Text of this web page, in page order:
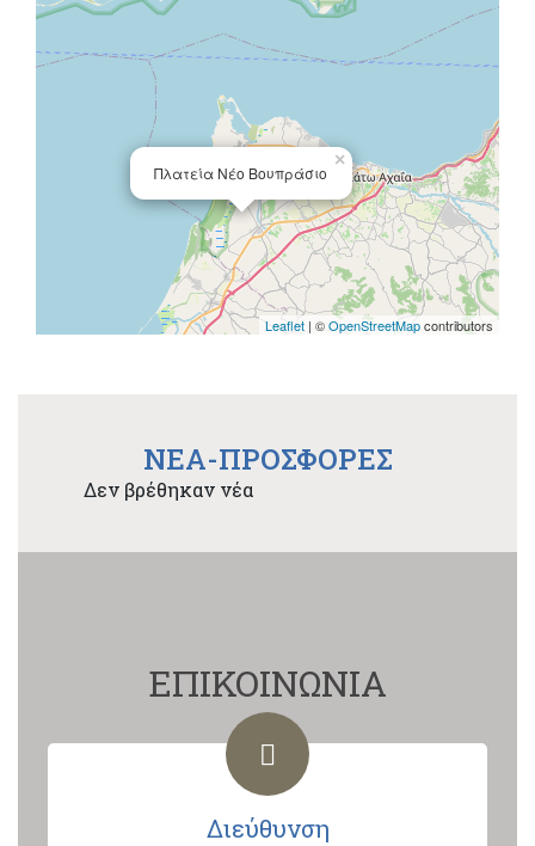
Πλατεία Νέο Βουπράσιο
×
Leaflet | ©OpenStreetMapcontributors
NEA-ΠΡΟΣΦΟΡΕΣ
Δεν βρέθηκαν νέα
ΕΠΙΚΟΙΝΩΝΙΑ
Διεύθυνση